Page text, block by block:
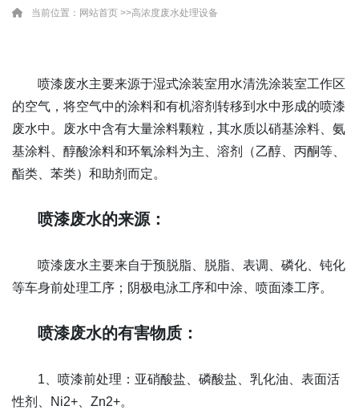
当前位置： 网站首页 >>高浓度废水处理设备
喷漆废水主要来源于湿式涂装室用水清洗涂装室工作区
的空气 ， 将空气中的涂料和有机溶剂转移到水中形成的喷漆
废水中。废水中含有大量涂料颗粒 ， 其水质以硝基涂料、氨
基涂料、醇酸涂料和环氧涂料为主、溶剂
（乙醇、丙酮等、
酯类、苯类） 和助剂而定。
喷漆废水的来源：
喷漆废水主要来自于预脱脂、脱脂、表调、磷化、钝化
等车身前处理工序；阴极电泳工序和中涂、喷面漆工序。
喷漆废水的有害物质：
1、喷漆前处理：亚硝酸盐、磷酸盐、乳化油、表面活
性剂、Ni2+、Zn2+。